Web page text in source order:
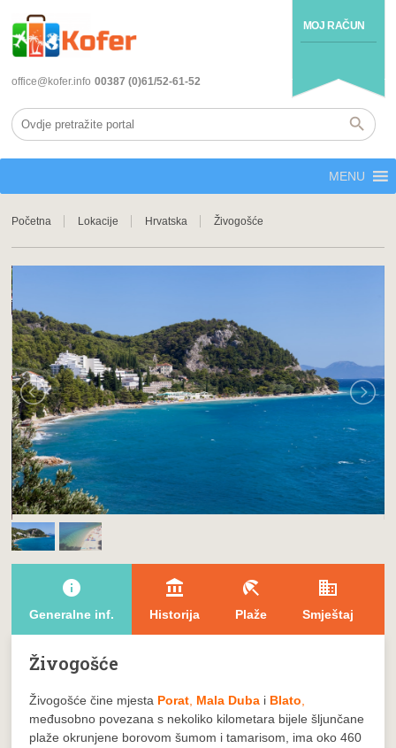
MOJ RAČUN
office@kofer.info 00387 (0)61/52-61-52
MENU
Početna Lokacije Hrvatska Živogošće
info
Generalne inf.
account_balance
Historija
beach_access
Plaže
domain
Smještaj
Živogošće
Živogošće čine mjesta Porat Mala Duba i Blato
međusobno povezana s nekoliko kilometara bijele šljunčane
plaže okrunjene borovom šumom i tamarisom, ima oko 460